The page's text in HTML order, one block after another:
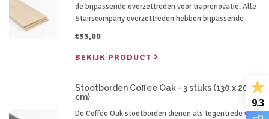
de bijpassende overzettreden voor traprenovatie. Alle
Stairscompany overzettreden hebben bijpassende
€53,00
BEKIJK PRODUCT
Stootborden Coffee Oak - 3 stuks (130 x 20
cm)
De Coffee Oak stootborden dienen als tegentrede voor
9.3